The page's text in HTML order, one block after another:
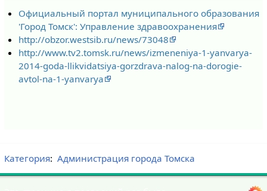
Официальный портал муниципального образования
'Город Томск': Управление здравоохранения
http://obzor.westsib.ru/news/73048
http://www.tv2.tomsk.ru/news/izmeneniya-1-yanvarya-
2014-goda-llikvidatsiya-gorzdrava-nalog-na-dorogie-
avtol-na-1-yanvarya
Категория: Администрация города Томска